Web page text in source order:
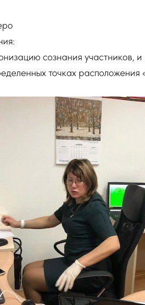
сознания участников,
точках